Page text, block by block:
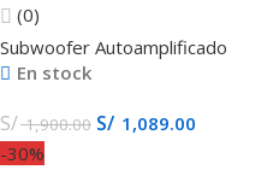
(0)
Subwoofer Autoamplificado
En stock
S/1,900.00 S/ 1,089.00
-30%